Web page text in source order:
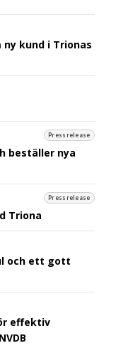
ny kund i Trionas
Pressrelease
beställer nya
Pressrelease
Triona
och ett gott
effektiv